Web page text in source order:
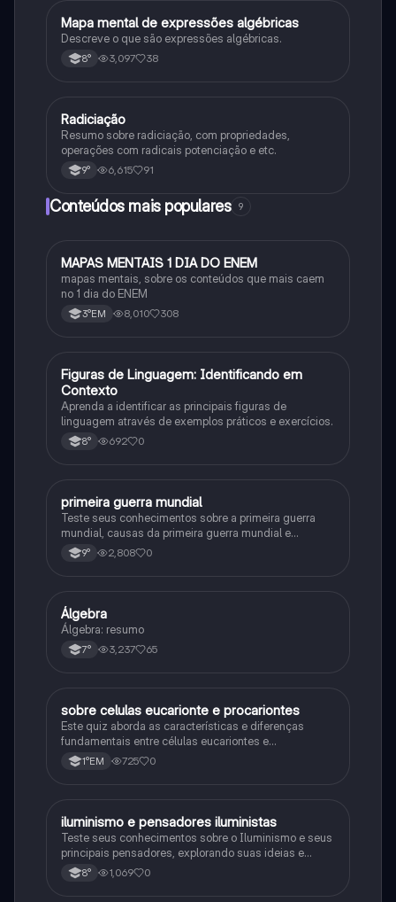
Matematica
Mapa mental de expressões algébricas
Descreve o que são expressões algébricas.
8° 3,097 38
Matematica
Radiciação
Resumo sobre radiciação, com propriedades,
operações com radicais potenciação e etc.
9° 6,615 91
Conteúdos mais populares 9
Português
MAPAS MENTAIS 1 DIA DO ENEM
mapas mentais, sobre os conteúdos que mais caem
no 1 dia do ENEM
3°EM 8,010 308
FPortuguês
Figuras de Linguagem: Identificando em
Contexto
Aprenda a identificar as principais figuras de
linguagem através de exemplos práticos e exercícios.
8° 692 0
História
primeira guerra mundial
Teste seus conhecimentos sobre a primeira guerra
mundial, causas da primeira guerra mundial e
consequências da Primeira Guerra Mundial, fases da
primeira guerra mundial
9° 2,808 0
Matematica
Álgebra
Álgebra: resumo
7° 3,237 65
Biologia
sobre celulas eucarionte e procariontes
Este quiz aborda as características e diferenças
fundamentais entre células eucariontes e
procariontes.
1°EM 725 0
História
iluminismo e pensadores iluministas
Teste seus conhecimentos sobre o Iluminismo e seus
principais pensadores, explorando suas ideias e
impacto histórico.
8° 1,069 0